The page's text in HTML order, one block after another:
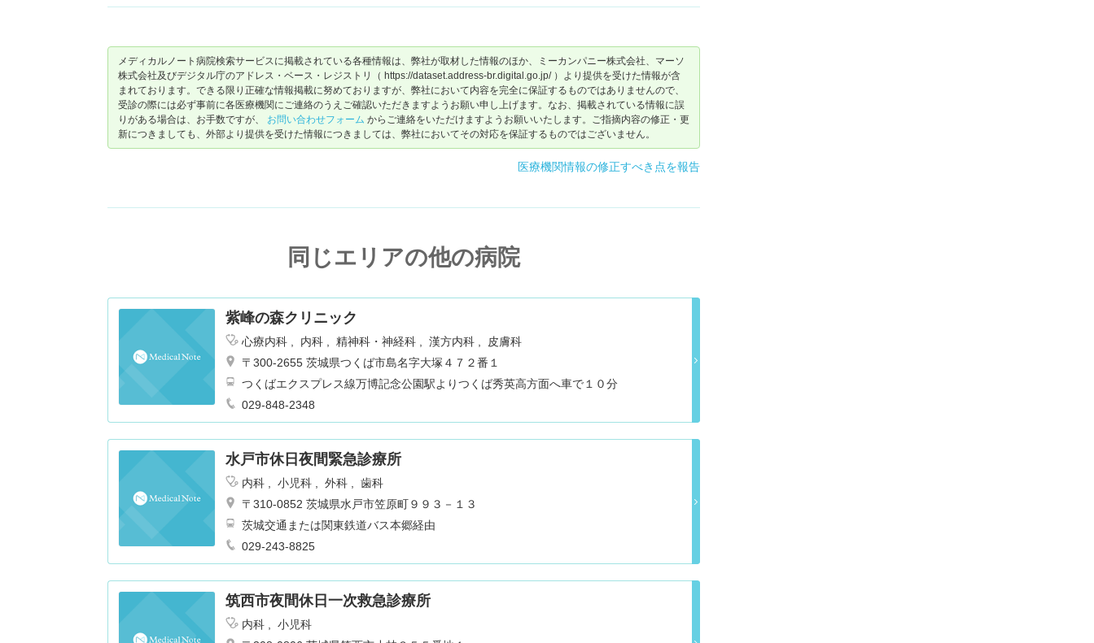
メディカルノート病院検索サービスに掲載されている各種情報は、弊社が取材した情報のほか、ミーカンパニー株式会社、マーソ
株式会社及びデジタル庁のアドレス・ベース・レジストリ（ https://dataset.address-br.digital.go.jp/ ）より提供を受けた情報が含
まれております。できる限り正確な情報掲載に努めておりますが、弊社において内容を完全に保証するものではありませんので、
受診の際には必ず事前に各医療機関にご連絡のうえご確認いただきますようお願い申し上げます。なお、掲載されている情報に誤
りがある場合は、お手数ですが、 お問い合わせフォーム からご連絡をいただけますようお願いいたします。ご指摘内容の修正・更
新につきましても、外部より提供を受けた情報につきましては、弊社においてその対応を保証するものではございません。
医療機関情報の修正すべき点を報告
同じエリアの他の病院
紫峰の森クリニック
心療内科 内科 精神科・神経科 漢方内科
皮膚科
〒300-2655 茨城県つくば市島名字大塚４７２番１
つくばエクスプレス線万博記念公園駅よりつくば秀英高方面へ車で１０分
029-848-2348
水戸市休日夜間緊急診療所
内科 小児科 外科
歯科
〒310-0852 茨城県水戸市笠原町９９３－１３
茨城交通または関東鉄道バス本郷経由
029-243-8825
筑西市夜間休日一次救急診療所
内科
小児科